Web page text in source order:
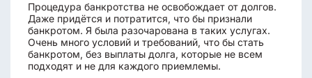
Процедура банкротства не освобождает от долгов.
Даже придётся и потратится, что бы признали
банкротом. Я была разочарована в таких услугах.
Очень много условий и требований, что бы стать
банкротом, без выплаты долга, которые не всем
подходят и не для каждого приемлемы.